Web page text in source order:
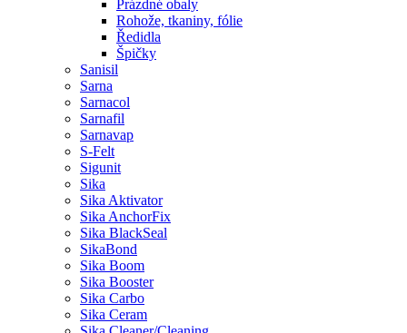
Prázdné obaly
Rohože, tkaniny, fólie
Ředidla
Špičky
Sanisil
Sarna
Sarnacol
Sarnafil
Sarnavap
S-Felt
Sigunit
Sika
Sika Aktivator
Sika AnchorFix
Sika BlackSeal
SikaBond
Sika Boom
Sika Booster
Sika Carbo
Sika Ceram